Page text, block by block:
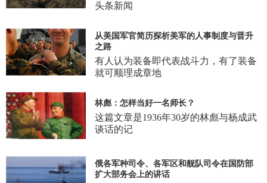
头条新闻
从美国军官简历探析美军的人事制度与晋升
之路
有人认为装备即代表战斗力，有了装备
就可顺理成章地
林彪：怎样当好一名师长？
这篇文章是1936年30岁的林彪与杨成武
谈话的记
俄各军种司令、各军区和舰队司令在国防部
扩大部务会上的讲话